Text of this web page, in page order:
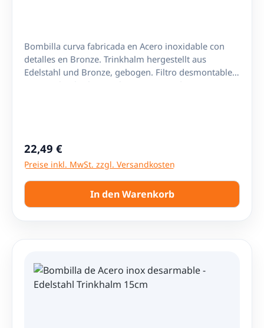
Bombilla curva fabricada en Acero inoxidable con
detalles en Bronze. Trinkhalm hergestellt aus
Edelstahl und Bronze, gebogen. Filtro desmontable a
Regulärer Preis:
22,49 €
Preise inkl. MwSt. zzgl. Versandkosten
In den Warenkorb